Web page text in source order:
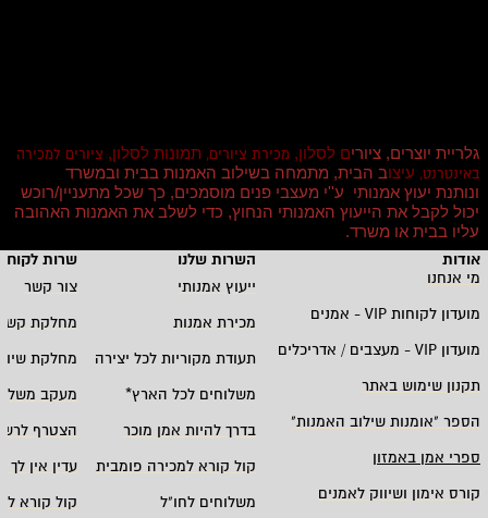
גלריית יוצרים, ציורים לסלון, מכירת ציורים, תמונות לסלון, ציורים למכירה
באינטרנט, עיצוב הבית, מתמחה בשילוב האמנות בבית ובמשרד
ונותנת יעוץ אמנותי ע''י מעצבי פנים מוסמכים, כך שכל מתעניין/רוכש
יכול לקבל את הייעוץ האמנותי הנחוץ, כדי לשלב את האמנות האהובה
עליו בבית או משרד.
אודות השרות שלנו
שרות
מי אנחנו
ייעוץ אמנותי
צור קשר
מועדון לקוחותVIP - אמנים מכירת אמנות
מחלקת
מועדון
מעצבים / אדריכלים תעודת מקוריות לכל יצירה
מחלקת
תקנון שימוש באתר
משלוחים לכל הארץ*
מעקב
הספר "אומנות שילוב האמנות" בדרך להיות אמן מוכר
הצטרף
ספרי אמן באמזון
קול קורא למכירה פומבית
עדין אין לך
קורס אימון ושיווק לאמנים
משלוחים לחו"ל קול קורא